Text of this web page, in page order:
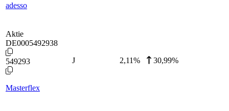
adesso
Aktie
DE0005492938
549293
Masterflex
J 2,11% 30,99%